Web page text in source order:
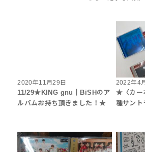
2020年11月29日
11/29★KING gnu｜BiSHのア
ルバムお持ち頂きました！★
2022年4
★〈カー
種サン